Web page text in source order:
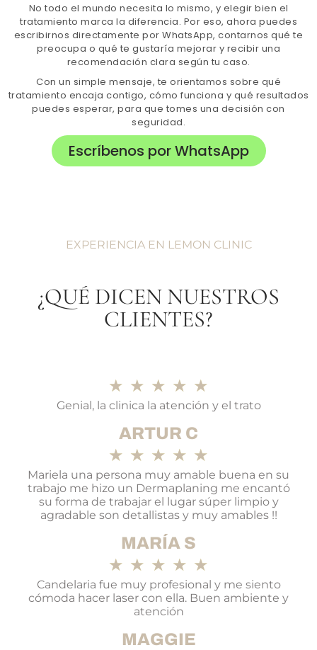
No todo el mundo necesita lo mismo, y elegir bien el
tratamiento marca la diferencia. Por eso, ahora puedes
escribirnos directamente por WhatsApp, contarnos qué te
preocupa o qué te gustaría mejorar y recibir una
recomendación clara según tu caso.
Con un simple mensaje, te orientamos sobre qué
tratamiento encaja contigo, cómo funciona y qué resultados
puedes esperar, para que tomes una decisión con
seguridad.
Escríbenos por WhatsApp
EXPERIENCIA EN LEMON CLINIC
¿QUÉ DICEN NUESTROS
CLIENTES?
★ ★ ★ ★ ★
Genial, la clinica la atención y el trato
ARTUR C
★ ★ ★ ★ ★
Mariela una persona muy amable buena en su
trabajo me hizo un Dermaplaning me encantó
su forma de trabajar el lugar súper limpio y
agradable son detallistas y muy amables !!
MARÍA S
★ ★ ★ ★ ★
Candelaria fue muy profesional y me siento
cómoda hacer laser con ella. Buen ambiente y
atención
MAGGIE